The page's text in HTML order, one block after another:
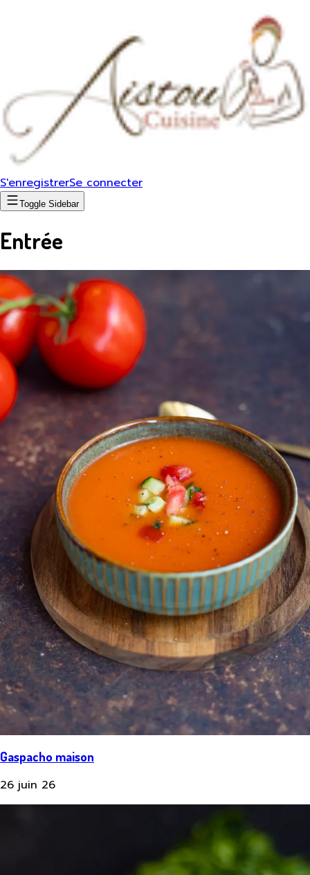
S'enregistrerSe connecter
Toggle Sidebar
Entrée
Gaspacho maison
26 juin 26